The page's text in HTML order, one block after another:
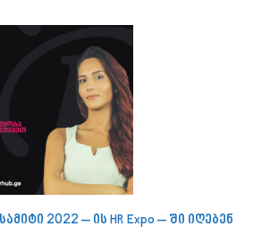
2022 – ის HR Expo – ში იღებენ